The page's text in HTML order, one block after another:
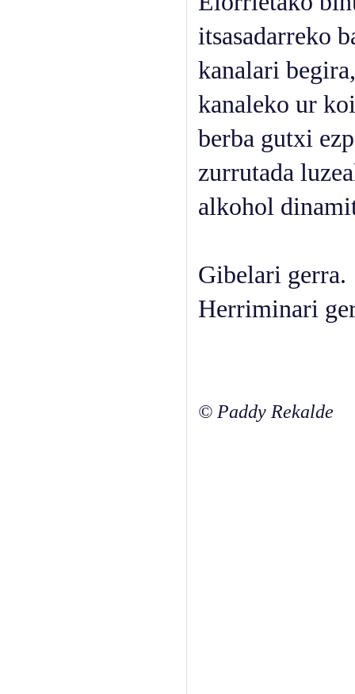
itsasadarreko
kanalari begira,
kanaleko ur
berba gutxi
zurrutada
alkohol
Gibelari gerra.
Herriminari
© Paddy Rekalde